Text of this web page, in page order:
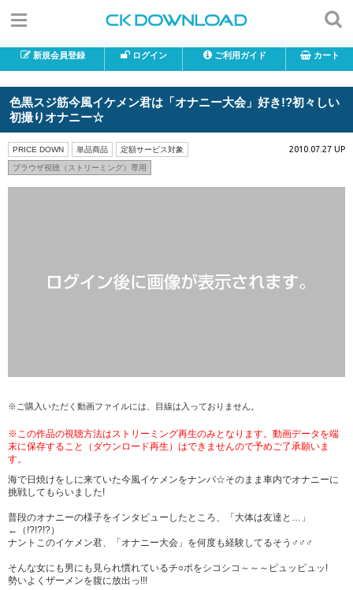
新規会員登録 ログイン ご利用ガイド カート
色黒スジ筋今風イケメン君は「オナニー大会」好き!?初々しい
初撮りオナニー☆
PRICE DOWN 単品商品 定額サービス対象
ブラウザ視聴（ストリーミング）専用
2010.07.27 UP
※ご購入いただく動画ファイルには、目線は入っておりません。
※この作品の視聴方法はストリーミング再生のみとなります。動画データを端
末に保存すること（ダウンロード再生）はできませんので予めご了承願いま
す。
海で日焼けをしに来ていた今風イケメンをナンパ☆そのまま車内でオナニーに
挑戦してもらいました!
普段のオナニーの様子をインタビューしたところ、「大体は友達と…」
←（!?!?!?）
ナントこのイケメン君、「オナニー大会」を何度も経験してるそう♂♂♂
そんな女にも男にも見られ慣れているチ○ポをシコシコ～～～ピュッピュッ!
勢いよくザーメンを腹に放出っ!!!